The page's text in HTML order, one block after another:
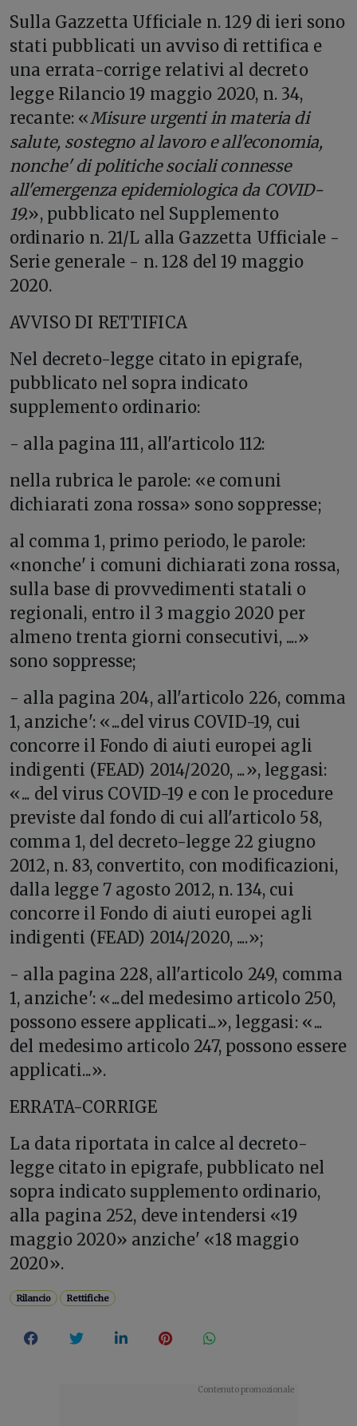
Sulla Gazzetta Ufficiale n. 129 di ieri sono
stati pubblicati un avviso di rettifica e
una errata-corrige relativi al decreto
legge Rilancio 19 maggio 2020, n. 34,
recante: «Misure urgenti in materia di
salute, sostegno al lavoro e all'economia,
nonche' di politiche sociali connesse
all'emergenza epidemiologica da COVID-
19.», pubblicato nel Supplemento
ordinario n. 21/L alla Gazzetta Ufficiale -
Serie generale - n. 128 del 19 maggio
2020.
AVVISO DI RETTIFICA
Nel decreto-legge citato in epigrafe,
pubblicato nel sopra indicato
supplemento ordinario:
- alla pagina 111, all'articolo 112:
nella rubrica le parole: «e comuni
dichiarati zona rossa» sono soppresse;
al comma 1, primo periodo, le parole:
«nonche' i comuni dichiarati zona rossa,
sulla base di provvedimenti statali o
regionali, entro il 3 maggio 2020 per
almeno trenta giorni consecutivi, ....»
sono soppresse;
- alla pagina 204, all'articolo 226, comma
1, anziche': «...del virus COVID-19, cui
concorre il Fondo di aiuti europei agli
indigenti (FEAD) 2014/2020, ...», leggasi:
«... del virus COVID-19 e con le procedure
previste dal fondo di cui all'articolo 58,
comma 1, del decreto-legge 22 giugno
2012, n. 83, convertito, con modificazioni,
dalla legge 7 agosto 2012, n. 134, cui
concorre il Fondo di aiuti europei agli
indigenti (FEAD) 2014/2020, ....»;
- alla pagina 228, all'articolo 249, comma
1, anziche': «...del medesimo articolo 250,
possono essere applicati...», leggasi: «...
del medesimo articolo 247, possono essere
applicati...».
ERRATA-CORRIGE
La data riportata in calce al decreto-
legge citato in epigrafe, pubblicato nel
sopra indicato supplemento ordinario,
alla pagina 252, deve intendersi «19
maggio 2020» anziche' «18 maggio
2020».
Rilancio Rettifiche